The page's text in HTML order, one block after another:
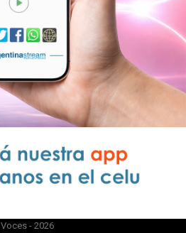
Voces - 2026